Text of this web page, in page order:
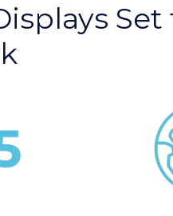
Set